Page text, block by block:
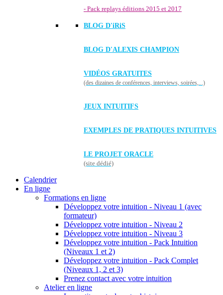
- Pack replays éditions 2015 et 2017
BLOG D'iRiS
BLOG D'ALEXIS CHAMPION
VIDÉOS GRATUITES
(des dizaines de conférences, interviews, soirées,...)
JEUX INTUITIFS
EXEMPLES DE PRATIQUES INTUITIVES
LE PROJET ORACLE
(site dédié)
Calendrier
En ligne
Formations en ligne
Développez votre intuition - Niveau 1 (avec
formateur)
Développez votre intuition - Niveau 2
Développez votre intuition - Niveau 3
Développez votre intuition - Pack Intuition
(Niveaux 1 et 2)
Développez votre intuition - Pack Complet
(Niveaux 1, 2 et 3)
Prenez contact avec votre intuition
Atelier en ligne